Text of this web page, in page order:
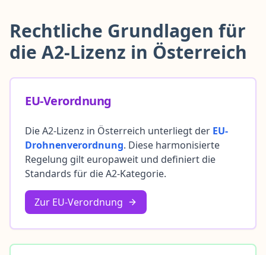
Rechtliche Grundlagen für
die A2-Lizenz in Österreich
EU-Verordnung
Die A2-Lizenz in Österreich unterliegt der EU-
Drohnenverordnung. Diese harmonisierte
Regelung gilt europaweit und definiert die
Standards für die A2-Kategorie.
Zur EU-Verordnung